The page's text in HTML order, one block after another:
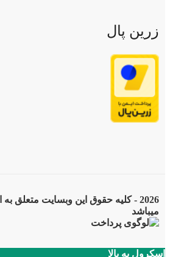
زرین پال
2026 - کلیه حقوق این وبسایت متعلق
میباشد
اسکرول به بالا